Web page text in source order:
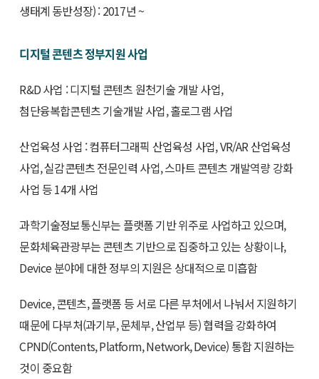
생태계 동반성장) : 2017년 ~
디지털 콘텐츠 정부지원 사업
R&D 사업 : 디지털 콘텐츠 원천기술 개발 사업,
첨단융복합콘텐츠 기술개발 사업, 홀로그램 사업
산업육성 사업 : 컴퓨터그래픽 산업육성 사업, VR/AR 산업육성
사업, 실감콘텐츠 전문인력 사업, 스마트 콘텐츠 개발역량 강화
사업 등 14개 사업
과학기술정보통신부는 플랫폼 기반 위주로 사업하고 있으며,
문화체육관광부는 콘텐츠 기반으로 집중하고 있는 상황이나,
Device 분야에 대한 정부의 지원은 상대적으로 미흡함
Device, 콘텐츠, 플랫폼 등 서로 다른 부처에서 나눠서 지원하기
때문에 다부처(과기부, 문체부, 산업부 등) 협력을 강화하여
CPND(Contents, Platform, Network, Device) 통합 지원하는
것이 중요함